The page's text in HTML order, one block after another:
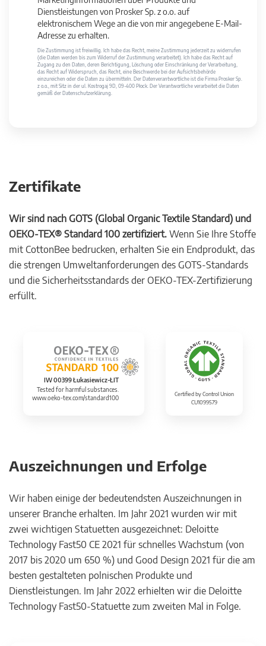
Dienstleistungen von Prosker Sp. z o.o. auf
elektronischem Wege an die von mir angegebene E-Mail-
Adresse zu erhalten.
Die Zustimmung ist freiwillig. Ich habe das Recht, meine Zustimmung jederzeit zu widerrufen
(die Daten werden bis zum Widerruf der Zustimmung verarbeitet). Ich habe das Recht auf
Zugang zu den Daten, deren Berichtigung, Löschung oder Einschränkung der Verarbeitung,
das Recht auf Widerspruch, das Recht, eine Beschwerde bei der Aufsichtsbehörde
einzureichen oder die Daten zu übermitteln. Der Datenverantwortliche ist die Firma Prosker Sp.
z o.o., mit Sitz in der ul. Kostrogaj 9D, 09-400 Płock. Der Verantwortliche verarbeitet die Daten
gemäß der Datenschutzerklärung.
Zertifikate
Wir sind nach GOTS (Global Organic Textile Standard) und
OEKO-TEX® Standard 100 zertifiziert. Wenn Sie Ihre Stoffe
mit CottonBee bedrucken, erhalten Sie ein Endprodukt, das
die strengen Umweltanforderungen des GOTS-Standards
und die Sicherheitsstandards der OEKO-TEX-Zertifizierung
erfüllt.
IW 00399 Łukasiewicz-ŁIT
Tested for harmful substances.
www.oeko-tex.com/standard100
Certified by Control Union
CU1099579
Auszeichnungen und Erfolge
Wir haben einige der bedeutendsten Auszeichnungen in
unserer Branche erhalten. Im Jahr 2021 wurden wir mit
zwei wichtigen Statuetten ausgezeichnet: Deloitte
Technology Fast50 CE 2021 für schnelles Wachstum (von
2017 bis 2020 um 650 %) und Good Design 2021 für die am
besten gestalteten polnischen Produkte und
Dienstleistungen. Im Jahr 2022 erhielten wir die Deloitte
Technology Fast50-Statuette zum zweiten Mal in Folge.